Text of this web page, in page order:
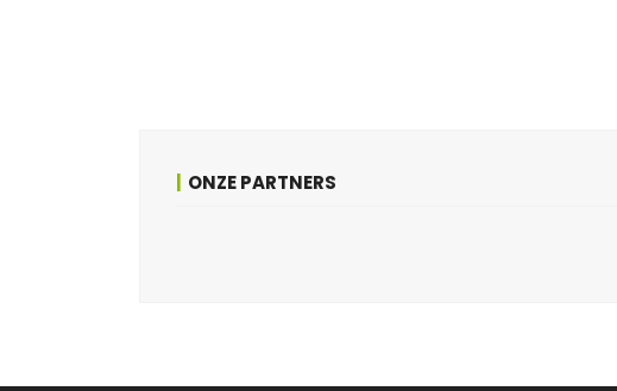
ONZE PARTNERS